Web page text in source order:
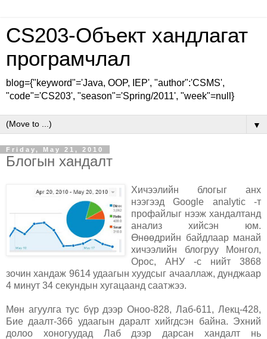
CS203-Объект хандлагат
програмчлал
blog={"keyword"='Java, OOP, IEP', "author":'CSMS',
"code"='CS203', "season"='Spring/2011', "week"=null}
▼
Friday, May 21, 2010
Блогын хандалт
Хичээлийн блогыг анх
нээгээд Google analytic -т
профайлыг нээж хандалтанд
анализ хийсэн юм.
Өнөөдрийн байдлаар манай
хичээлийн блогруу Монгол,
Орос, АНУ -с нийт 3868
зочин хандаж 9614 удаагын хуудсыг ачааллаж, дунджаар
4 минут 34 секундын хугацаанд саатжээ.
Мөн агуулга тус бүр дээр Оноо-828, Лаб-611, Лекц-428,
Бие даалт-366 удаагын даралт хийгдсэн байна. Эхний
долоо хоногуудад Лаб дээр дарсан хандалт нь